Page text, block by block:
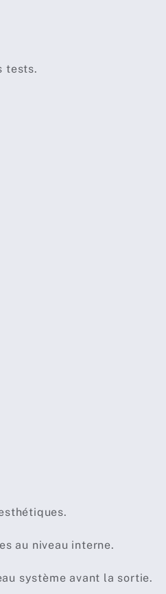
tests.
au niveau interne.
système avant la sortie.